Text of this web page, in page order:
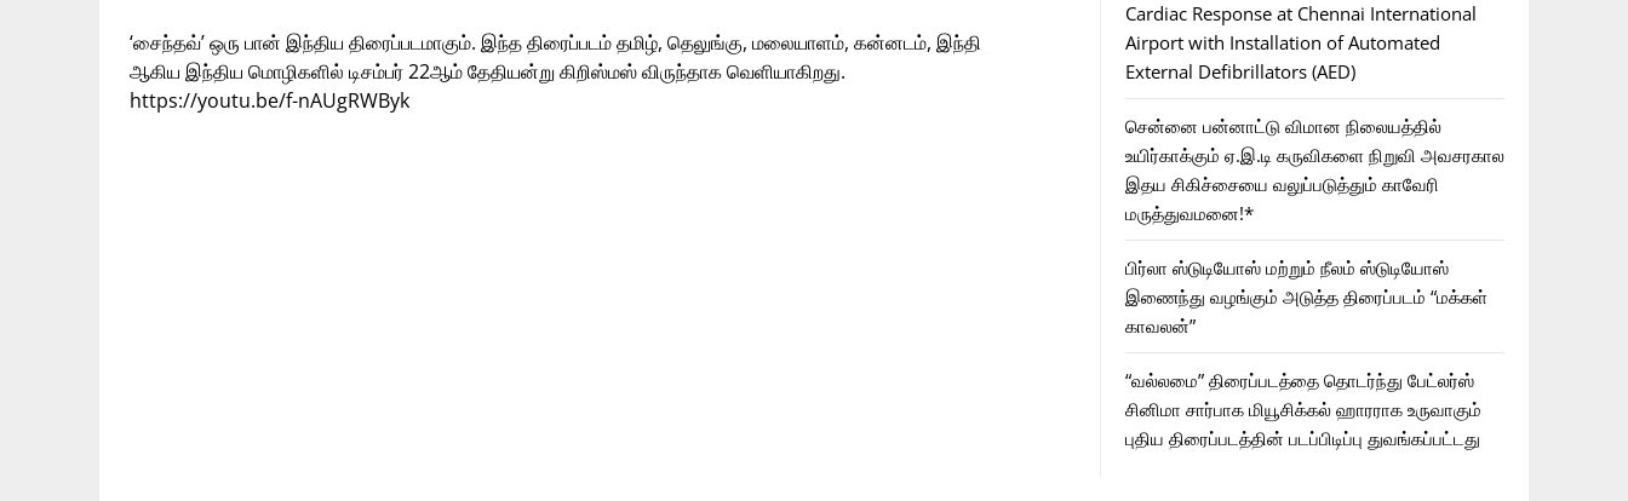
‘சைந்தவ்’ ஒரு பான் இந்திய திரைப்படமாகும். இந்த திரைப்படம் தமிழ், தெலுங்கு, மலையாளம், கன்னடம், இந்தி
ஆகிய இந்திய மொழிகளில் டிசம்பர் 22ஆம் தேதியன்று கிறிஸ்மஸ் விருந்தாக வெளியாகிறது.
https://youtu.be/f-nAUgRWByk
Cardiac Response at Chennai International
Airport with Installation of Automated
External Defibrillators (AED)
சென்னை பன்னாட்டு விமான நிலையத்தில்
உயிர்காக்கும் ஏ.இ.டி கருவிகளை நிறுவி அவசரகால
இதய சிகிச்சையை வலுப்படுத்தும் காவேரி
மருத்துவமனை!*
பிர்லா ஸ்டுடியோஸ் மற்றும் நீலம் ஸ்டுடியோஸ்
இணைந்து வழங்கும் அடுத்த திரைப்படம் “மக்கள்
காவலன்”
“வல்லமை” திரைப்படத்தை தொடர்ந்து பேட்லர்ஸ்
சினிமா சார்பாக மியூசிக்கல் ஹாரராக உருவாகும்
புதிய திரைப்படத்தின் படப்பிடிப்பு துவங்கப்பட்டது